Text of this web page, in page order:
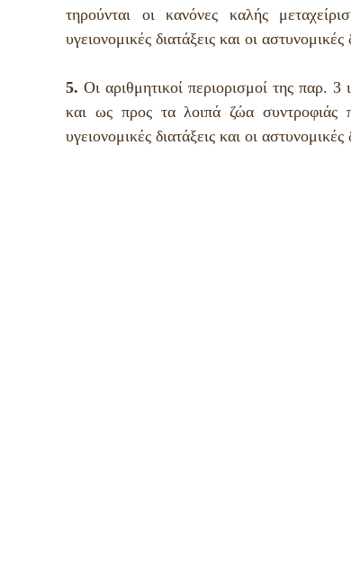
τηρούνται οι κανόνες καλής
υγειονομικές διατάξεις και οι
5. Οι αριθμητικοί περιορισμοί της παρ.
και ως προς τα λοιπά ζώα συντροφιάς
υγειονομικές διατάξεις και οι